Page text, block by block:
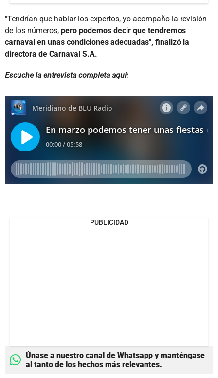
"Tendrían que hablar los expertos, yo acompaño la revisión
de los números, pero podemos decir que tendremos
carnaval en unas condiciones adecuadas", finalizó la
directora de Carnaval S.A.
Escuche la entrevista completa aquí:
PUBLICIDAD
Únase a nuestro canal de Whatsapp y manténgase
al tanto de los hechos más relevantes.